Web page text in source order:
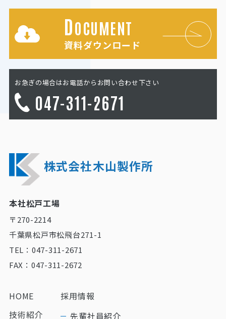
DOCUMENT
資料ダウンロード
お急ぎの場合はお電話からお問い合わせ下さい
047-311-2671
株式会社木山製作所
本社松戸工場
〒270-2214
千葉県松戸市松飛台271-1
TEL：047-311-2671
FAX：047-311-2672
HOME
技術紹介
採用情報
先輩社員紹介